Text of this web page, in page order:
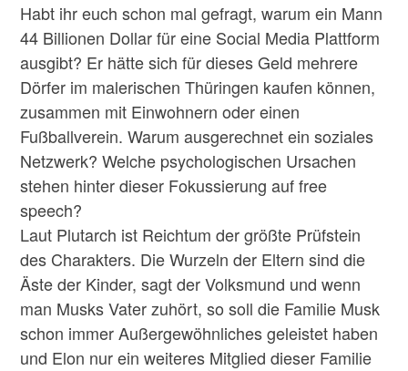
Habt ihr euch schon mal gefragt, warum ein Mann
44 Billionen Dollar für eine Social Media Plattform
ausgibt? Er hätte sich für dieses Geld mehrere
Dörfer im malerischen Thüringen kaufen können,
zusammen mit Einwohnern oder einen
Fußballverein. Warum ausgerechnet ein soziales
Netzwerk? Welche psychologischen Ursachen
stehen hinter dieser Fokussierung auf free
speech?
Laut Plutarch ist Reichtum der größte Prüfstein
des Charakters. Die Wurzeln der Eltern sind die
Äste der Kinder, sagt der Volksmund und wenn
man Musks Vater zuhört, so soll die Familie Musk
schon immer Außergewöhnliches geleistet haben
und Elon nur ein weiteres Mitglied dieser Familie